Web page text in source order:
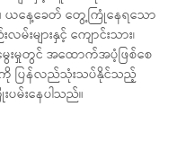
ယနေ့ခေတ် တွေ့ကြုံနေရသော
းများနှင့် ကျောင်းသား၊
ေးမှုတွင် အထောက်အပံ့ဖြစ်စေ
ဝကို ပြန်လည်သုံးသပ်နိုင်သည့်
မ်းနေပါသည်။